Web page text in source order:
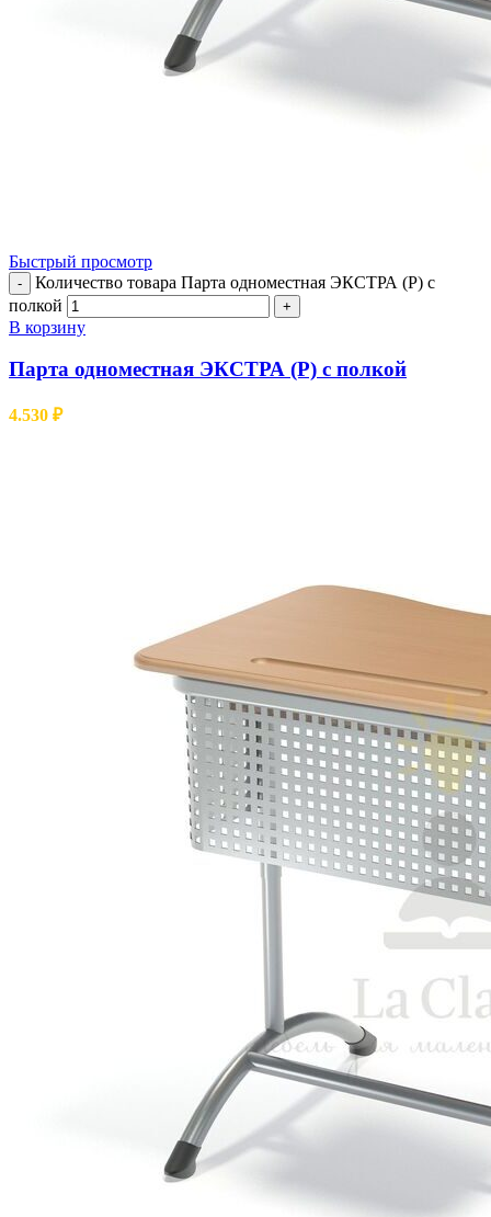
Быстрый просмотр
-
Количество товара Парта одноместная ЭКСТРА (Р) с
полкой
+
В корзину
Парта одноместная ЭКСТРА (Р) с полкой
4.530 ₽